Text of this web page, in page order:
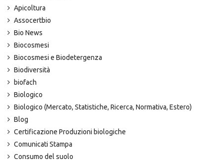
Apicoltura
Assocertbio
Bio News
Biocosmesi
Biocosmesi e Biodetergenza
Biodiversità
biofach
Biologico
Biologico (Mercato, Statistiche, Ricerca, Normativa, Estero)
Blog
Certificazione Produzioni biologiche
Comunicati Stampa
Consumo del suolo